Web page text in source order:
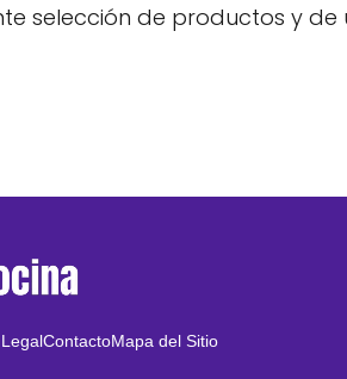
selección de productos y de
ContactoMapa del Sitio